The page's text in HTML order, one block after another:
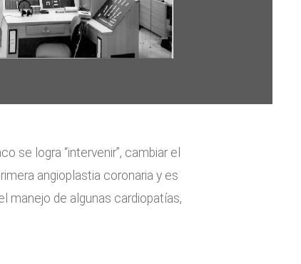
se logra “intervenir”, cambiar el
angioplastia coronaria y es
manejo de algunas cardiopatías,